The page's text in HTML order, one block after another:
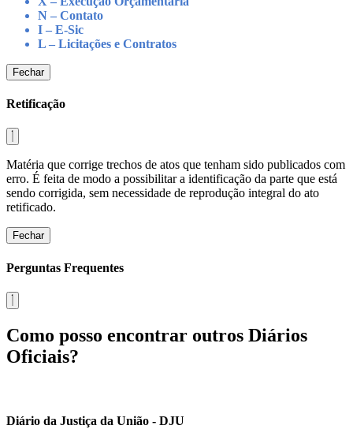
N – Contato
I – E-Sic
L – Licitações e Contratos
Fechar
Retificação
Matéria que corrige trechos de atos que tenham sido publicados com
erro. É feita de modo a possibilitar a identificação da parte que está
sendo corrigida, sem necessidade de reprodução integral do ato
retificado.
Fechar
Perguntas Frequentes
Como posso encontrar outros Diários
Oficiais?
Diário da Justiça da União - DJU